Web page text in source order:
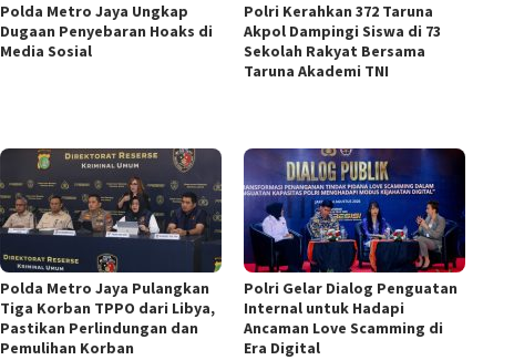
Polda Metro Jaya Ungkap
Dugaan Penyebaran Hoaks di
Media Sosial
Polri Kerahkan 372 Taruna
Akpol Dampingi Siswa di 73
Sekolah Rakyat Bersama
Taruna Akademi TNI
Polda Metro Jaya Pulangkan
Tiga Korban TPPO dari Libya,
Pastikan Perlindungan dan
Pemulihan Korban
Polri Gelar Dialog Penguatan
Internal untuk Hadapi
Ancaman Love Scamming di
Era Digital